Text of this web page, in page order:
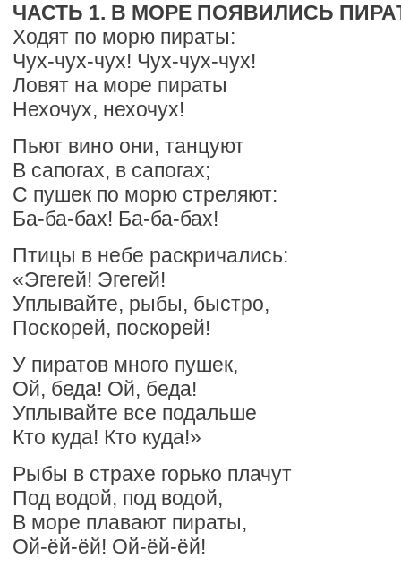
ЧАСТЬ 1. В МОРЕ ПОЯВИЛИСЬ
Ходят по морю пираты:
Чух-чух-чух! Чух-чух-чух!
Ловят на море пираты
Нехочух, нехочух!
Пьют вино они, танцуют
В сапогах, в сапогах;
С пушек по морю стреляют:
Ба-ба-бах! Ба-ба-бах!
Птицы в небе раскричались:
«Эгегей! Эгегей!
Уплывайте, рыбы, быстро,
Поскорей, поскорей!
У пиратов много пушек,
Ой, беда! Ой, беда!
Уплывайте все подальше
Кто куда! Кто куда!»
Рыбы в страхе горько плачут
Под водой, под водой,
В море плавают пираты,
Ой-ёй-ёй! Ой-ёй-ёй!